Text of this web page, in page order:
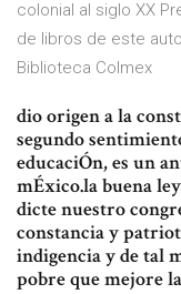
colonial al siglo XX
de libros de este
Biblioteca Colmex
dio origen a la
segundo
educaciÓn, es un
mÉxico.la buena
dicte nuestro
constancia y
indigencia y de tal
pobre que mejore